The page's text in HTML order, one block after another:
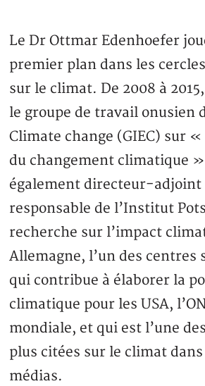
Le Dr Ottmar Edenhoefer
premier plan dans les
sur le climat. De 2008 à
le groupe de travail onusien
Climate change (GIEC) sur
du changement climatique
également directeur-adjoint
responsable de l’Institut
recherche sur l’impact
Allemagne, l’un des centres
qui contribue à élaborer la
climatique pour les USA,
mondiale, et qui est l’une
plus citées sur le climat
médias.